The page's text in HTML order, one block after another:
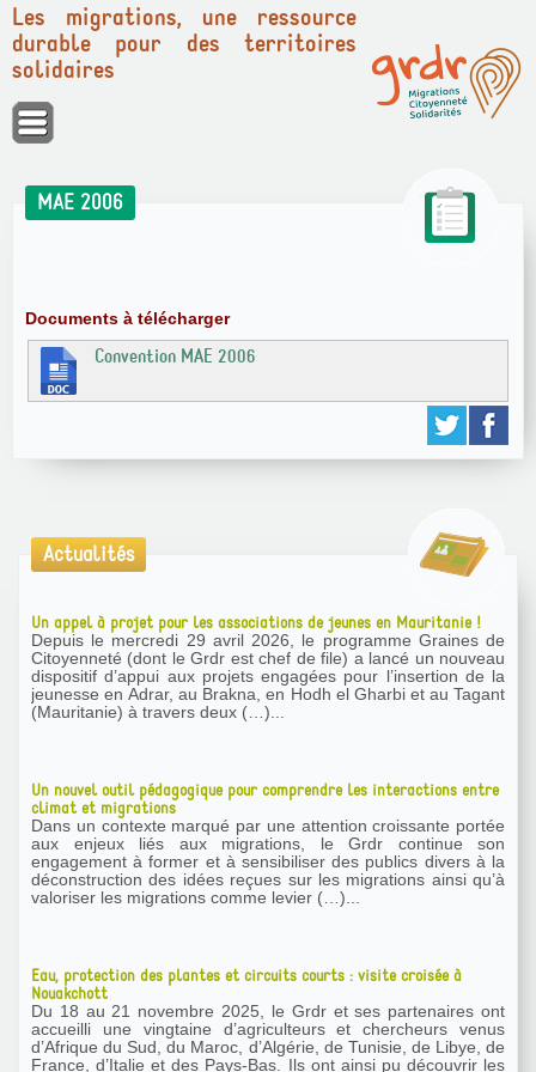
Panneau de gestion des cookies
Les migrations, une ressource
durable pour des territoires
solidaires
MAE 2006
Documents à télécharger
Convention MAE 2006
Actualités
Un appel à projet pour les associations de jeunes en Mauritanie !
Depuis le mercredi 29 avril 2026, le programme Graines de
Citoyenneté (dont le Grdr est chef de file) a lancé un nouveau
dispositif d’appui aux projets engagées pour l’insertion de la
jeunesse en Adrar, au Brakna, en Hodh el Gharbi et au Tagant
(Mauritanie) à travers deux (…)...
Un nouvel outil pédagogique pour comprendre les interactions entre
climat et migrations
Dans un contexte marqué par une attention croissante portée
aux enjeux liés aux migrations, le Grdr continue son
engagement à former et à sensibiliser des publics divers à la
déconstruction des idées reçues sur les migrations ainsi qu’à
valoriser les migrations comme levier (…)...
Eau, protection des plantes et circuits courts : visite croisée à
Nouakchott
Du 18 au 21 novembre 2025, le Grdr et ses partenaires ont
accueilli une vingtaine d’agriculteurs et chercheurs venus
d’Afrique du Sud, du Maroc, d’Algérie, de Tunisie, de Libye, de
France, d’Italie et des Pays-Bas. Ils ont ainsi pu découvrir les